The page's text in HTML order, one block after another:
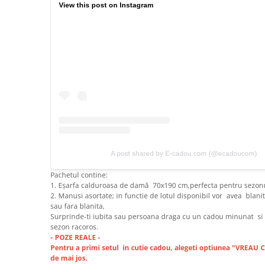
View this post on Instagram
A post shared by E-cadou.com (@ecadoucom)
Pachetul contine:
1. Eșarfa calduroasa de damă 70x190 cm,perfecta pentru
2. Manusi asortate; in functie de lotul disponibil vor avea
sau fara blanita,
Surprinde-ti iubita sau persoana draga cu un cadou minunat si
sezon racoros.
- POZE REALE -
Pentru a primi setul in cutie cadou, alegeti optiunea "VREAU
de mai jos.